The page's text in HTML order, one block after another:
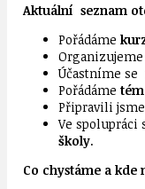
Aktuální seznam
Pořádáme
Organizujeme
Účastníme se
Pořádáme
Připravili jsme
Ve spolupráci
školy.
Co chystáme a kde